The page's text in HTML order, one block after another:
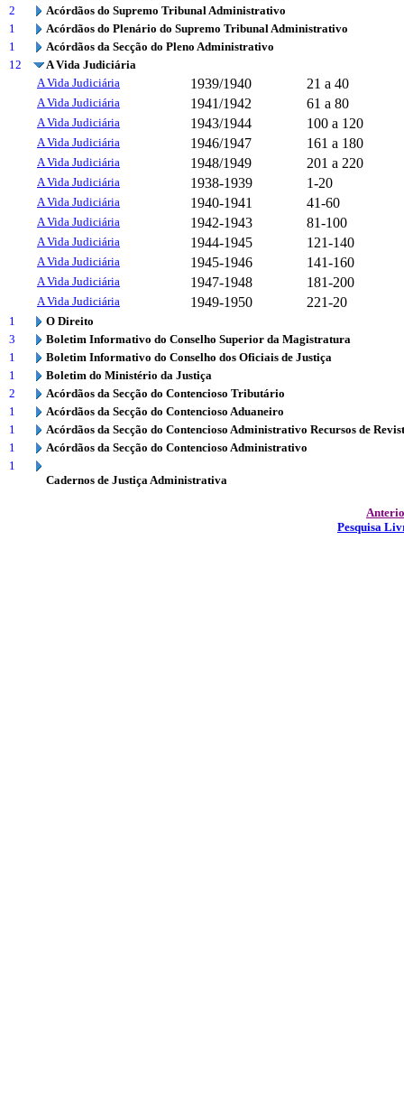
2
Acórdãos do Supremo Tribunal Administrativo
1
Acórdãos do Plenário do Supremo Tribunal Administrativo
1
Acórdãos da Secção do Pleno Administrativo
12
A Vida Judiciária
A Vida Judiciária
1939/1940 21 a 40
A Vida Judiciária 1941/1942 61 a 80
A Vida Judiciária 1943/1944 100 a 120
A Vida Judiciária 1946/1947 161 a 180
A Vida Judiciária 1948/1949 201 a 220
A Vida Judiciária 1938-1939 1-20
A Vida Judiciária 1940-1941 41-60
A Vida Judiciária 1942-1943 81-100
A Vida Judiciária 1944-1945 121-140
A Vida Judiciária 1945-1946 141-160
A Vida Judiciária 1947-1948 181-200
A Vida Judiciária 1949-1950 221-20
1
O Direito
3
Boletim Informativo do Conselho Superior da Magistratura
1
Boletim Informativo do Conselho dos Oficiais de Justiça
1
Boletim do Ministério da Justiça
2
Acórdãos da Secção do Contencioso Tributário
1
Acórdãos da Secção do Contencioso Aduaneiro
1
Acórdãos da Secção do Contencioso Administrativo Recursos de
1
Acórdãos da Secção do Contencioso Administrativo
1
Cadernos de Justiça Administrativa
Pesquisa